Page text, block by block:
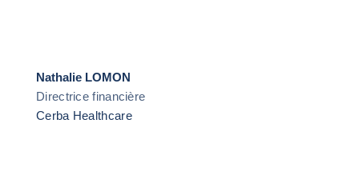
Nathalie LOMON
Directrice financière
Cerba Healthcare